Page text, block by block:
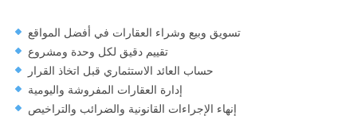
تسويق وبيع وشراء العقارات في أفضل المواقع
تقييم دقيق لكل وحدة ومشروع
حساب العائد الاستثماري قبل اتخاذ القرار
إدارة العقارات المفروشة واليومية
إنهاء الإجراءات القانونية والضرائب والتراخيص